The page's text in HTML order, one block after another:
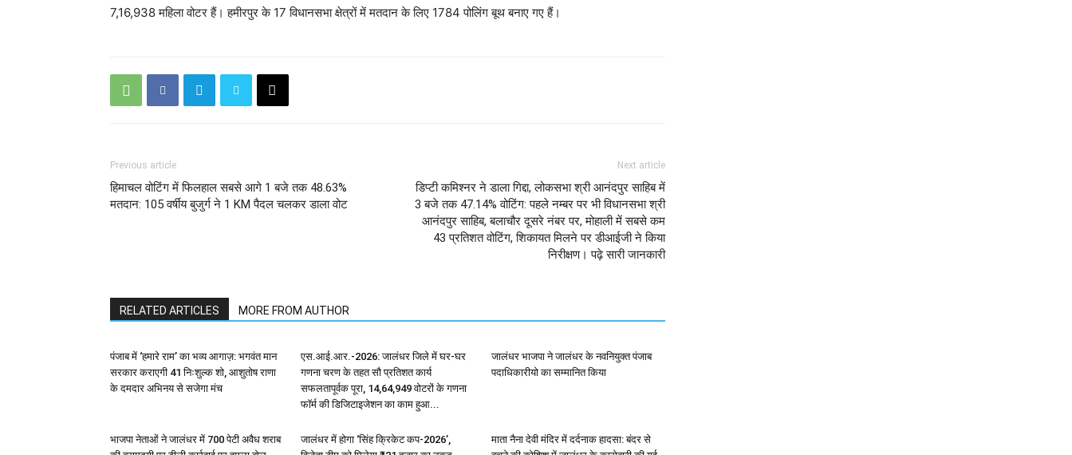
7,16,938 महिला वोटर हैं। हमीरपुर के 17 विधानसभा क्षेत्रों में मतदान के लिए 1784 पोलिंग बूथ बनाए गए हैं।
Previous article
हिमाचल वोटिंग में फिलहाल सबसे आगे 1 बजे तक 48.63%
मतदान: 105 वर्षीय बुजुर्ग ने 1 KM पैदल चलकर डाला वोट
Next article
डिप्टी कमिश्नर ने डाला गिद्दा, लोकसभा श्री आनंदपुर साहिब में
3 बजे तक 47.14% वोटिंग: पहले नम्बर पर भी विधानसभा श्री
आनंदपुर साहिब, बलाचौर दूसरे नंबर पर, मोहाली में सबसे कम
43 प्रतिशत वोटिंग, शिकायत मिलने पर डीआईजी ने किया
निरीक्षण। पढ़े सारी जानकारी
RELATED ARTICLES MORE FROM AUTHOR
पंजाब में ‘हमारे राम’ का भव्य आगाज़: भगवंत मान
सरकार कराएगी 41 निःशुल्क शो, आशुतोष राणा
के दमदार अभिनय से सजेगा मंच
एस.आई.आर.-2026: जालंधर जिले में घर-घर
गणना चरण के तहत सौ प्रतिशत कार्य
सफलतापूर्वक पूरा, 14,64,949 वोटरों के गणना
फॉर्म की डिजिटाइजेशन का काम हुआ...
जालंधर भाजपा ने जालंधर के नवनियुक्त पंजाब
पदाधिकारीयो का सम्मानित किया
भाजपा नेताओं ने जालंधर में 700 पेटी अवैध शराब
जालंधर में होगा ‘सिंह क्रिकेट कप-2026’,
माता नैना देवी मंदिर में दर्दनाक हादसा: बंदर से